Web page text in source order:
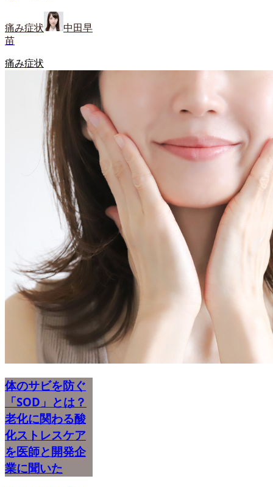
痛み症状
中田早
苗
痛み症状
体のサビを防ぐ
「SOD」とは？
老化に関わる酸
化ストレスケア
を医師と開発企
業に聞いた